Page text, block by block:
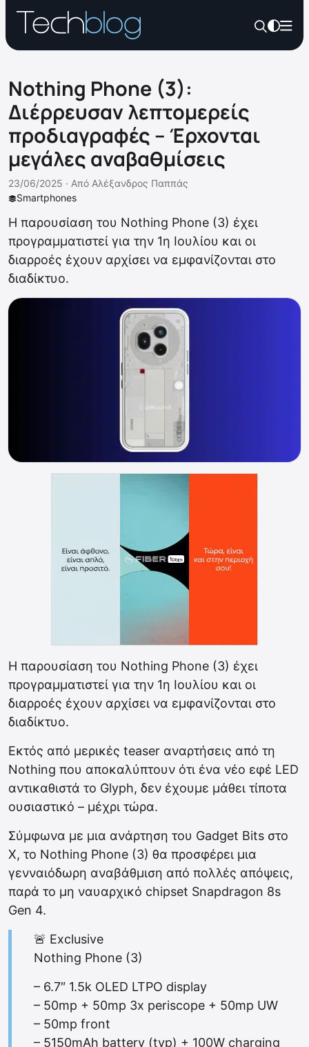
Nothing Phone (3):
Διέρρευσαν λεπτομερείς
προδιαγραφές – Έρχονται
μεγάλες αναβαθμίσεις
Smartphones
23/06/2025 · Από Αλέξανδρος Παππάς
Η παρουσίαση του Nothing Phone (3) έχει
προγραμματιστεί για την 1η Ιουλίου και οι
διαρροές έχουν αρχίσει να εμφανίζονται στο
διαδίκτυο.
Η παρουσίαση του Nothing Phone (3) έχει
προγραμματιστεί για την 1η Ιουλίου και οι
διαρροές έχουν αρχίσει να εμφανίζονται στο
διαδίκτυο.
Εκτός από μερικές teaser αναρτήσεις από τη
Nothing που αποκαλύπτουν ότι ένα νέο εφέ LED
αντικαθιστά το Glyph, δεν έχουμε μάθει τίποτα
ουσιαστικό – μέχρι τώρα.
Σύμφωνα με μια ανάρτηση του Gadget Bits στο
X, το Nothing Phone (3) θα προσφέρει μια
γενναιόδωρη αναβάθμιση από πολλές απόψεις,
παρά το μη ναυαρχικό chipset Snapdragon 8s
Gen 4.
🚨 Exclusive
Nothing Phone (3)
– 6.7″ 1.5k OLED LTPO display
– 50mp + 50mp 3x periscope + 50mp UW
– 50mp front
– 5150mAh battery (typ) + 100W charging